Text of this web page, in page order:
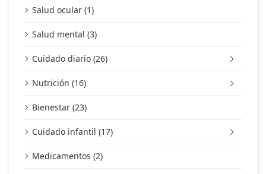
Salud ocular (1)
Salud mental (3)
Cuidado diario (26)
Nutrición (16)
Bienestar (23)
Cuidado infantil (17)
Medicamentos (2)